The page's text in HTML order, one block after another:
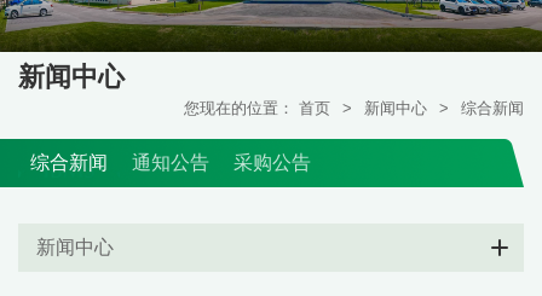
新闻中心
您现在的位置： 首页 > 新闻中心 > 综合新闻
综合新闻 通知公告 采购公告
新闻中心